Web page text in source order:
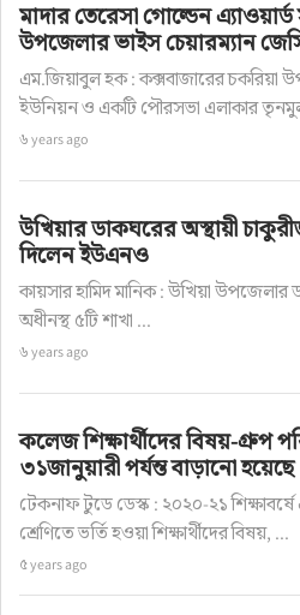
টেকনাফ টুডে ডেস্ক : রাস্তায়
হয় যদি গাড়িটা উড়ে যেত।
বাস্তবেই দেখা যাবে
প্রতিষ্ঠান গাড়িটি তৈরি
জন্য বৈধতাও পেয়েছে।
‘পাল-ভি লিবার্টি’ নামের এই
মাদার তেরেসা গোল্ডেন
উপজেলার ভাইস চেয়ারম্যান
এম.জিয়াবুল হক : কক্সবাজারের চকরিয়া
ইউনিয়ন ও একটি পৌরসভা এলাকার
৬ years ago
উখিয়ার ডাকঘরের অস্থায়ী
দিলেন ইউএনও
কায়সার হামিদ মানিক : উখিয়া উপজেলার
অধীনস্থ ৫টি শাখা ...
৬ years ago
কলেজ শিক্ষার্থীদের বিষয়-গ্রুপ
৩১জানুয়ারী পর্যন্ত বাড়ানো হয়েছে
টেকনাফ টুডে ডেস্ক : ২০২০-২১
শ্রেণিতে ভর্তি হওয়া শিক্ষার্থীদের বিষয়, ...
৫ years ago